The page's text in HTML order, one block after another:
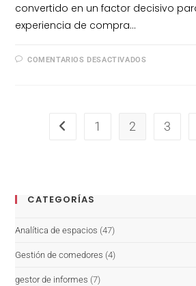
convertido en un factor decisivo
experiencia de compra…
COMENTARIOS DESACTIVADOS
1 2 3
CATEGORÍAS
Analítica de espacios (47)
Gestión de comedores (4)
gestor de informes (7)